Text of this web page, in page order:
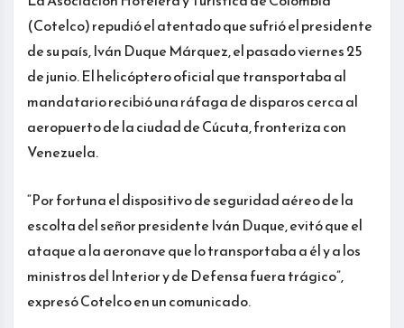
(Cotelco) repudió el atentado que sufrió el presidente
de su país, Iván Duque Márquez, el pasado viernes 25
de junio. El helicóptero oficial que transportaba al
mandatario recibió una ráfaga de disparos cerca al
aeropuerto de la ciudad de Cúcuta, fronteriza con
Venezuela.
“Por fortuna el dispositivo de seguridad aéreo de la
escolta del señor presidente Iván Duque, evitó que el
ataque a la aeronave que lo transportaba a él y a los
ministros del Interior y de Defensa fuera trágico”,
expresó Cotelco en un comunicado.